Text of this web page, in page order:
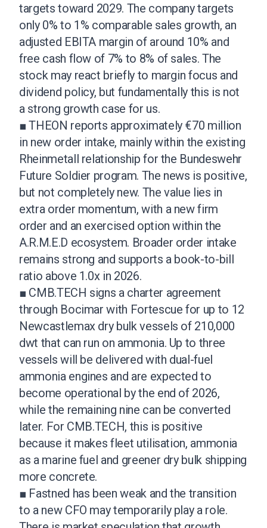
targets toward 2029. The company targets
only 0% to 1% comparable sales growth, an
adjusted EBITA margin of around 10% and
free cash flow of 7% to 8% of sales. The
stock may react briefly to margin focus and
dividend policy, but fundamentally this is not
a strong growth case for us.
■ THEON reports approximately €70 million
in new order intake, mainly within the existing
Rheinmetall relationship for the Bundeswehr
Future Soldier program. The news is positive,
but not completely new. The value lies in
extra order momentum, with a new firm
order and an exercised option within the
A.R.M.E.D ecosystem. Broader order intake
remains strong and supports a book-to-bill
ratio above 1.0x in 2026.
■ CMB.TECH signs a charter agreement
through Bocimar with Fortescue for up to 12
Newcastlemax dry bulk vessels of 210,000
dwt that can run on ammonia. Up to three
vessels will be delivered with dual-fuel
ammonia engines and are expected to
become operational by the end of 2026,
while the remaining nine can be converted
later. For CMB.TECH, this is positive
because it makes fleet utilisation, ammonia
as a marine fuel and greener dry bulk shipping
more concrete.
■ Fastned has been weak and the transition
to a new CFO may temporarily play a role.